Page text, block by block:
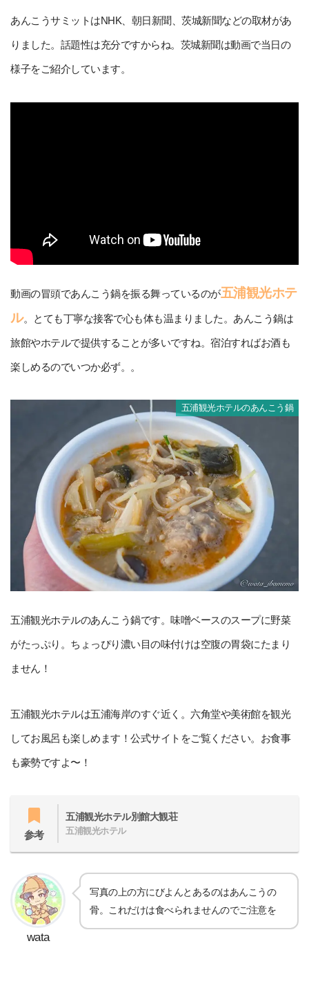
あんこうサミットはNHK、朝日新聞、茨城新聞などの取材があ
りました。話題性は充分ですからね。茨城新聞は動画で当日の
様子をご紹介しています。
動画の冒頭であんこう鍋を振る舞っているのが五浦観光ホテ
ル。とても丁寧な接客で心も体も温まりました。あんこう鍋は
旅館やホテルで提供することが多いですね。宿泊すればお酒も
楽しめるのでいつか必ず。。
五浦観光ホテルのあんこう鍋
五浦観光ホテルのあんこう鍋です。味噌ベースのスープに野菜
がたっぷり。ちょっぴり濃い目の味付けは空腹の胃袋にたまり
ません！
五浦観光ホテルは五浦海岸のすぐ近く。六角堂や美術館を観光
してお風呂も楽しめます！公式サイトをご覧ください。お食事
も豪勢ですよ〜！
参考
五浦観光ホテル別館大観荘
五浦観光ホテル
wata
写真の上の方にびよんとあるのはあんこうの
骨。これだけは食べられませんのでご注意を